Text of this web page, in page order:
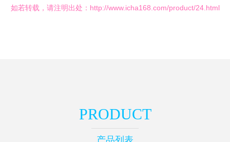
如若转载，请注明出处：http://www.icha168.com/product/24.html
PRODUCT
产品列表